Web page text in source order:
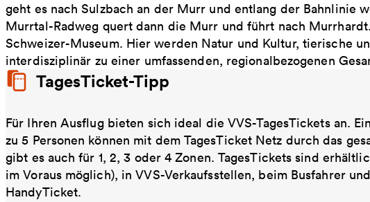
geht es nach Sulzbach an der Murr und entlang der Bahnlinie
Murrtal-Radweg quert dann die Murr und führt nach
Schweizer-Museum. Hier werden Natur und Kultur, tierische
interdisziplinär zu einer umfassenden, regionalbezogenen
TagesTicket-Tipp
Für Ihren Ausflug bieten sich ideal die VVS-TagesTickets an.
zu 5 Personen können mit dem TagesTicket Netz durch das
gibt es auch für 1, 2, 3 oder 4 Zonen. TagesTickets sind
im Voraus möglich), in VVS-Verkaufsstellen, beim Busfahrer
HandyTicket.